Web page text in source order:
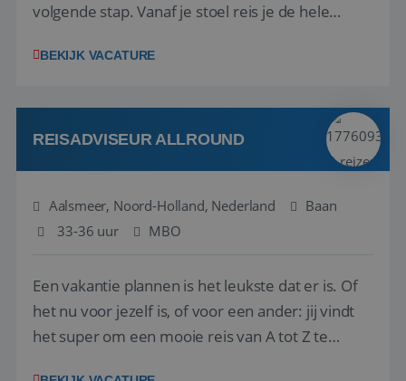
volgende stap. Vanaf je stoel reis je de hele
wensen van je team, je klant en wat er in de
klanten te overtuigen om die droomreis te
boeken! ...
BEKIJK VACATURE
REISADVISEUR ALLROUND
Aalsmeer, Noord-Holland, Nederland
Baan
33-36 uur
MBO
Een vakantie plannen is het leukste dat er is. Of
het nu voor jezelf is, of voor een ander: jij vindt
het super om een mooie reis van A tot Z te